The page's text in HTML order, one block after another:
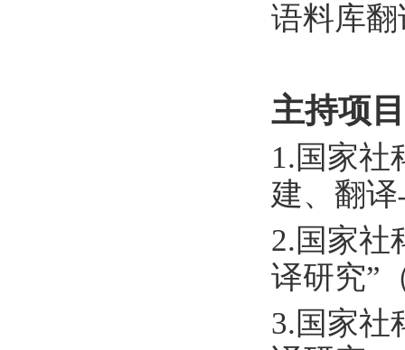
语料库
主持项目
1.国家社
建、翻
2.国家社
译研究”
3.国家社